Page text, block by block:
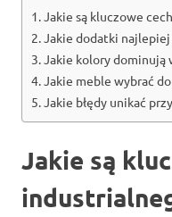
Jakie są kluczowe
Jakie dodatki
Jakie kolory dominują
Jakie meble wybrać
Jakie błędy unikać
Jakie są